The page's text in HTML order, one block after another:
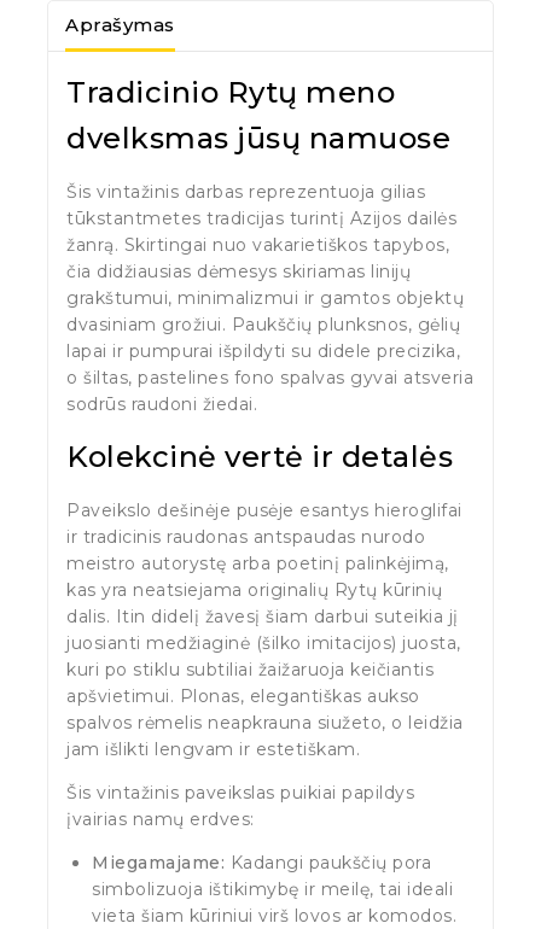
Aprašymas
Tradicinio Rytų meno
dvelksmas jūsų namuose
Šis vintažinis darbas reprezentuoja gilias
tūkstantmetes tradicijas turintį Azijos dailės
žanrą. Skirtingai nuo vakarietiškos tapybos,
čia didžiausias dėmesys skiriamas linijų
grakštumui, minimalizmui ir gamtos objektų
dvasiniam grožiui. Paukščių plunksnos, gėlių
lapai ir pumpurai išpildyti su didele precizika,
o šiltas, pastelines fono spalvas gyvai atsveria
sodrūs raudoni žiedai.
Kolekcinė vertė ir detalės
Paveikslo dešinėje pusėje esantys hieroglifai
ir tradicinis raudonas antspaudas nurodo
meistro autorystę arba poetinį palinkėjimą,
kas yra neatsiejama originalių Rytų kūrinių
dalis. Itin didelį žavesį šiam darbui suteikia jį
juosianti medžiaginė (šilko imitacijos) juosta,
kuri po stiklu subtiliai žaižaruoja keičiantis
apšvietimui. Plonas, elegantiškas aukso
spalvos rėmelis neapkrauna siužeto, o leidžia
jam išlikti lengvam ir estetiškam.
Šis vintažinis paveikslas puikiai papildys
įvairias namų erdves:
Miegamajame: Kadangi paukščių pora
simbolizuoja ištikimybę ir meilę, tai ideali
vieta šiam kūriniui virš lovos ar komodos.